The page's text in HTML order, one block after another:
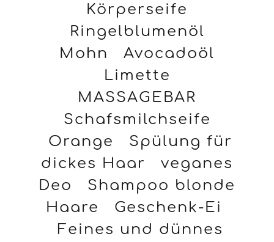
Körperseife
Ringelblumenöl
Mohn
Avocadoöl
Limette
MASSAGEBAR
Schafsmilchseife
Orange
Spülung für
dickes Haar
veganes
Deo
Shampoo blonde
Haare
Geschenk-Ei
Feines und dünnes